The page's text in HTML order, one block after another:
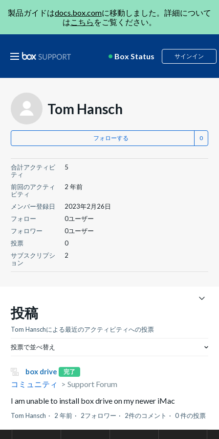
製品ガイドはdocs.box.comに移動しました。詳細について
はこちら をご覧ください。
Box Status サインイン
Tom Hansch
フォローする
合計アクティビ
ティ
5
前回のアクティ
ビティ
2 年前
メンバー登録日
2023年2月26日
フォロー
0ユーザー
フォロワー
0ユーザー
投票
0
サブスクリプシ
ョン
2
投稿
Tom Hanschによる最近のアクティビティへの投票
投票で並べ替え
box drive 完了
コミュニティ
Support Forum
I am unable to install box drive on my newer iMac
Tom Hansch 2 年前 2フォロワー 2件のコメント 0 件の投票